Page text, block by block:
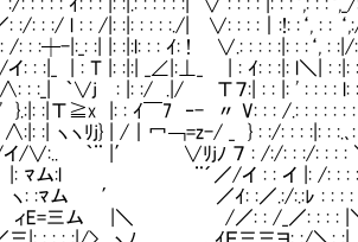
: : /|: :|: : : : :./| ∨: : : :｜:!: :‘, : :
|: :|:l: : : ｲ: ! ∨.: : : : :|: : :‘, : :|/: :
Ｔ |: :|:| _∠|:⊥_ | : ｲ: : :|: l＼| : :|: :
∨j : |: :/ .|/ Τ７:| : : |: ' : : : : l: :
|: : ｲ￣7 ‐- 〃 V: : : /.: : : : : : :
j} | /｜冖￢=z-/ _ } : :/: : : :|: : :.､: :.|
|′ ∨ﾘjﾉ ７ : /:/: : :/: : : : ＼
／/イ : : イ |: /: : : : :| た
ｲ: :／.:/:.:ﾚ : : : : : | 画像
|＼ /／: : /_／: : : : |
ヽﾉ _..．ｲＥ三三ヨ:_:/＼: :|